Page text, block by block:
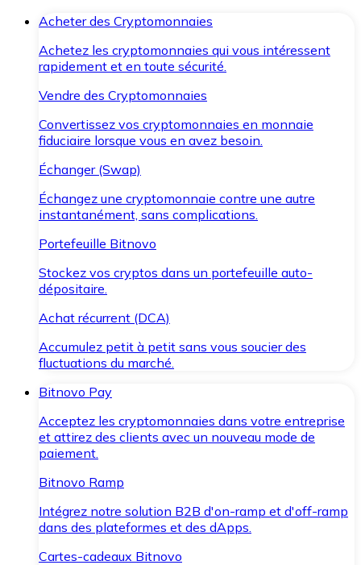
Acheter des Cryptomonnaies
Achetez les cryptomonnaies qui vous intéressent
rapidement et en toute sécurité.
Vendre des Cryptomonnaies
Convertissez vos cryptomonnaies en monnaie
fiduciaire lorsque vous en avez besoin.
Échanger (Swap)
Échangez une cryptomonnaie contre une autre
instantanément, sans complications.
Portefeuille Bitnovo
Stockez vos cryptos dans un portefeuille auto-
dépositaire.
Achat récurrent (DCA)
Accumulez petit à petit sans vous soucier des
fluctuations du marché.
Bitnovo Pay
Acceptez les cryptomonnaies dans votre entreprise
et attirez des clients avec un nouveau mode de
paiement.
Bitnovo Ramp
Intégrez notre solution B2B d'on-ramp et d'off-ramp
dans des plateformes et des dApps.
Cartes-cadeaux Bitnovo